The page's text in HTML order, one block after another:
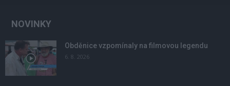
NOVINKY
Obděnice vzpomínaly na filmovou legendu
6. 8. 2026